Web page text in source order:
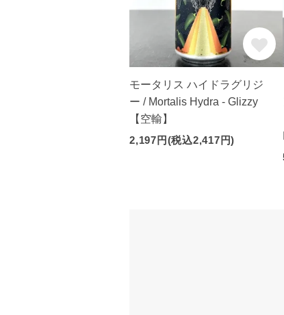
モータリス ハイドラグリジ
ー / Mortalis Hydra - Glizzy
【空輸】
2,197円(税込2,417円)